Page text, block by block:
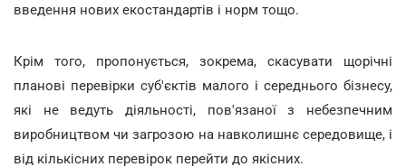
введення нових екостандартів і норм тощо.
Крім того, пропонується, зокрема, скасувати щорічні
планові перевірки суб'єктів малого і середнього бізнесу,
які не ведуть діяльності, пов'язаної з небезпечним
виробництвом чи загрозою на навколишнє середовище, і
від кількісних перевірок перейти до якісних.